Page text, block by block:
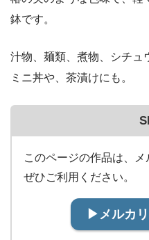
鉢です。
汁物、麺類、煮物、シチュ
ミニ丼や、茶漬けにも。
このページの作品は、メ
ぜひご利用ください。
▶︎メルカ